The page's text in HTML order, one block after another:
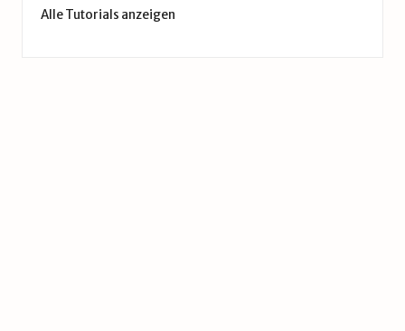
Alle Tutorials anzeigen